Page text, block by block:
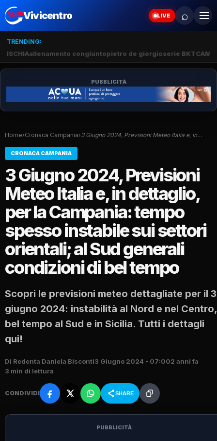
Vivicentro LIVE ⌕
TRENDING:
ISCHIAallenamento congiuntopietro de giorgioserie BKT
PUBBLICITÀ
Home›Cronaca Campania›3 Giugno 2024, Previsioni Meteo Italia e, in…
CRONACA CAMPANIA
3 Giugno 2024, Previsioni
Meteo Italia e, in dettaglio,
per la Campania: tempo
spesso instabile sui settori
orientali; al Sud generali
condizioni di bel tempo
Scopri le previsioni meteo dettagliate per il 3
giugno 2024: instabilità al Nord e nel Centro,
bel tempo al Sud e in Sicilia. Tutti i dettagli
qui!
Di Redenta Daniela Bisconti3 Giugno 2024 - 07:002 anni fa
3 min di lettura
CONDIVIDI SHARE
PUBBLICITÀ